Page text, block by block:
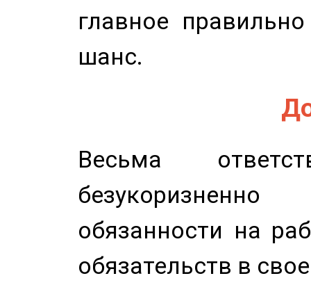
главное
шанс.
Весьма
обязанности на
обязательств в